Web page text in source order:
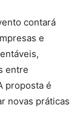
contará
e
entre
proposta é
novas práticas